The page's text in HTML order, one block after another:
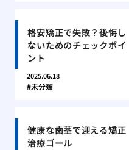
格安矯正で失敗？後悔し
ないためのチェックポイ
ント
2025.06.18
未分類
健康な歯茎で迎える矯正
治療ゴール